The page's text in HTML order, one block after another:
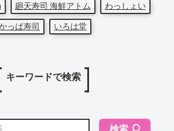
廻天寿司 海鮮アトム
わっしょい
っぱ寿司
いろは堂
キーワードで検索